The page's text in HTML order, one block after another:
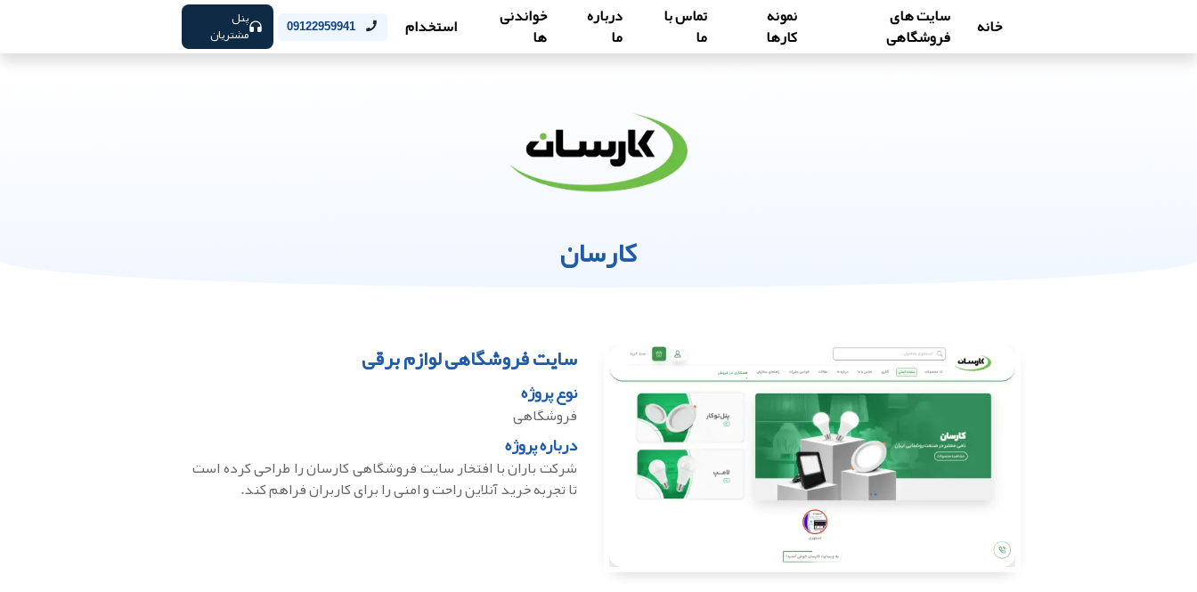
خانه سایت های
فروشگاهی
نمونه
کارها
تماس با
ما
درباره
ما
خواندنی
ها استخدام 09122959941 پنل
مشتریان
کارسان
سایت فروشگاهی لوازم برقی
نوع پروژه
فروشگاهی
درباره پروژه
شرکت باران با افتخار سایت فروشگاهی کارسان را طراحی کرده است
تا تجربه خرید آنلاین راحت و امنی را برای کاربران فراهم کند.